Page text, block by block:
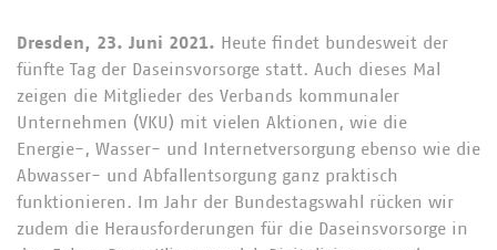
Dresden, 23. Juni 2021. Heute findet bundesweit der
fünfte Tag der Daseinsvorsorge statt. Auch dieses Mal
zeigen die Mitglieder des Verbands kommunaler
Unternehmen (VKU) mit vielen Aktionen, wie die
Energie-, Wasser- und Internetversorgung ebenso wie die
Abwasser- und Abfallentsorgung ganz praktisch
funktionieren. Im Jahr der Bundestagswahl rücken wir
zudem die Herausforderungen für die Daseinsvorsorge in